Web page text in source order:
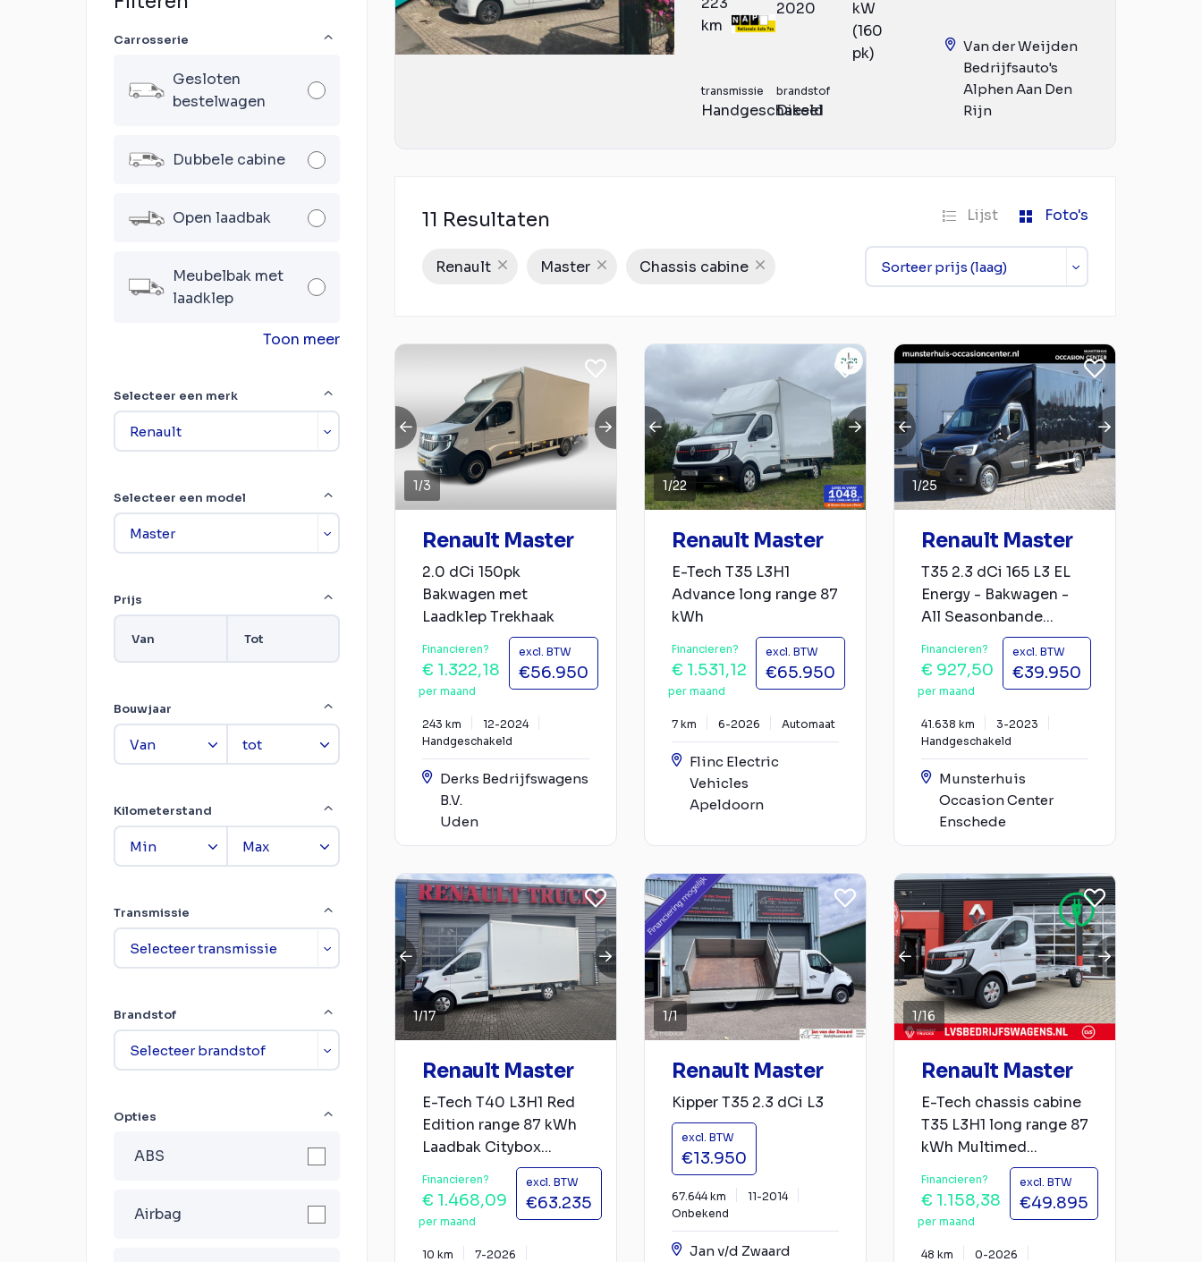
Carrosserie
Gesloten
bestelwagen
Dubbele cabine
Open laadbak
Meubelbak met
laadklep
Toon meer
Selecteer een merk
Selecteer een model
Prijs
Van Tot
Bouwjaar
Kilometerstand
Transmissie
Brandstof
Opties
ABS
Airbag
km
2020
kW
(160
pk)
transmissie
Handgeschakeld
brandstof
Diesel
Van der Weijden
Bedrijfsauto's
Alphen Aan Den
Rijn
11 Resultaten Lijst Foto's
Renault Master Chassis cabine
1/3
Renault Master
2.0 dCi 150pk
Bakwagen met
Laadklep Trekhaak
Financieren?
€ 1.322,18
per maand
excl. BTW
€56.950
243 km
12-2024
Handgeschakeld
Derks Bedrijfswagens
B.V.
Uden
1/22
Renault Master
E-Tech T35 L3H1
Advance long range 87
kWh
Financieren?
€ 1.531,12
per maand
excl. BTW
€65.950
7 km 6-2026 Automaat
Flinc Electric
Vehicles
Apeldoorn
1/25
Renault Master
T35 2.3 dCi 165 L3 EL
Energy - Bakwagen -
All Seasonbande...
Financieren?
€ 927,50
per maand
excl. BTW
€39.950
41.638 km
3-2023
Handgeschakeld
Munsterhuis
Occasion Center
Enschede
1/17
Renault Master
E-Tech T40 L3H1 Red
Edition range 87 kWh
Laadbak Citybox...
Financieren?
€ 1.468,09
per maand
excl. BTW
€63.235
10 km
7-2026
1/1
Renault Master
Kipper T35 2.3 dCi L3
excl. BTW
€13.950
67.644 km
11-2014
Onbekend
Jan v/d Zwaard
1/16
Renault Master
E-Tech chassis cabine
T35 L3H1 long range 87
kWh Multimed...
Financieren?
€ 1.158,38
per maand
excl. BTW
€49.895
48 km
0-2026